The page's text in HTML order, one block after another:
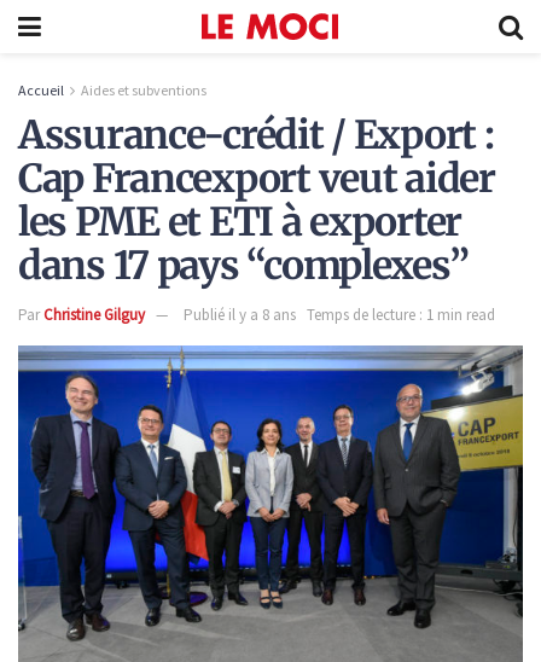
Accueil Aides et subventions
Assurance-crédit / Export :
Cap Francexport veut aider
les PME et ETI à exporter
dans 17 pays “complexes”
ParChristine Gilguy Publié il y a 8 ans Temps de lecture : 1 min read